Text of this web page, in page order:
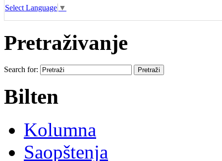
Select Language ▼
Pretraživanje
Search for:
Bilten
Kolumna
Saopštenja